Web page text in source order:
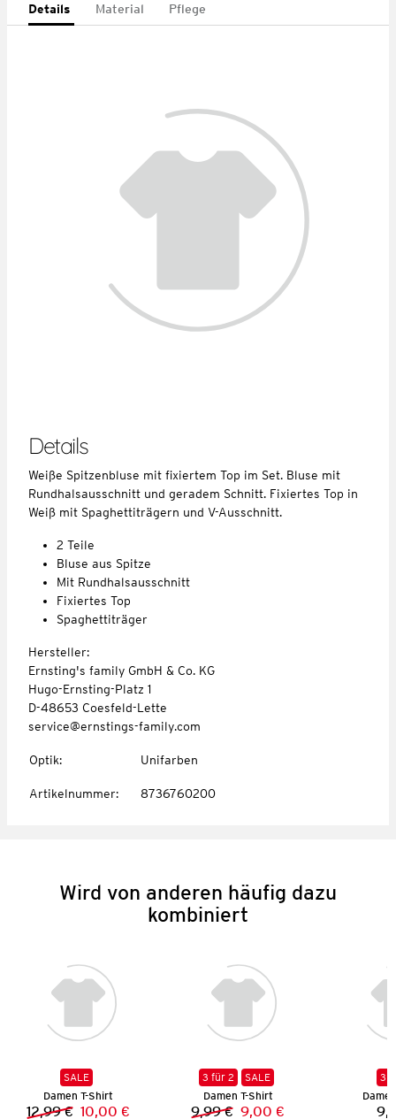
Details Material Pflege
Details
Weiße Spitzenbluse mit fixiertem Top im Set. Bluse mit
Rundhalsausschnitt und geradem Schnitt. Fixiertes Top in
Weiß mit Spaghettiträgern und V-Ausschnitt.
2 Teile
Bluse aus Spitze
Mit Rundhalsausschnitt
Fixiertes Top
Spaghettiträger
Hersteller:
Ernsting's family GmbH & Co. KG
Hugo-Ernsting-Platz 1
D-48653 Coesfeld-Lette
service@ernstings-family.com
Optik: Unifarben
Artikelnummer: 8736760200
Wird von anderen häufig dazu
kombiniert
SALE
Damen T-Shirt
12,99 € 10,00 €
3 für 2
SALE
Damen T-Shirt
9,99 € 9,00 €
3